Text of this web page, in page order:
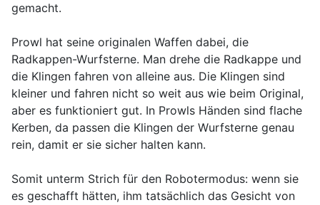
gemacht.
Prowl hat seine originalen Waffen dabei, die
Radkappen-Wurfsterne. Man drehe die Radkappe und
die Klingen fahren von alleine aus. Die Klingen sind
kleiner und fahren nicht so weit aus wie beim Original,
aber es funktioniert gut. In Prowls Händen sind flache
Kerben, da passen die Klingen der Wurfsterne genau
rein, damit er sie sicher halten kann.
Somit unterm Strich für den Robotermodus: wenn sie
es geschafft hätten, ihm tatsächlich das Gesicht von